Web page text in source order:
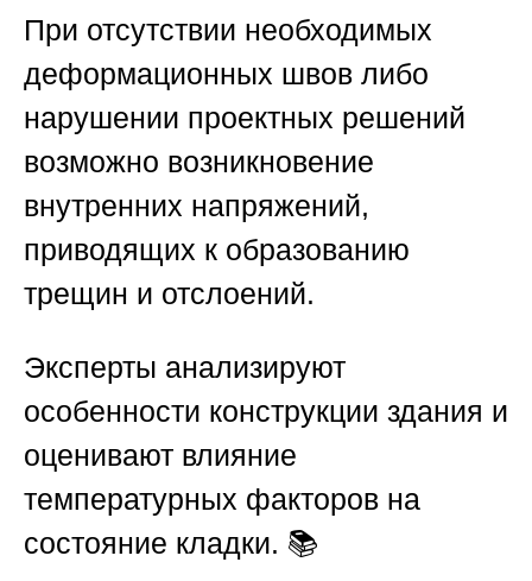
При отсутствии необходимых
деформационных швов либо
нарушении проектных решений
возможно возникновение
внутренних напряжений,
приводящих к образованию
трещин и отслоений.
Эксперты анализируют
особенности конструкции здания и
оценивают влияние
температурных факторов на
состояние кладки. 📚